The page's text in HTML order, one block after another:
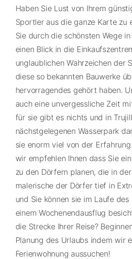
Haben Sie Lust von Ihrem
Sportler aus die ganze Karte zu
Sie durch die schönsten Wege
einen Blick in die
unglaublichen Wahrzeichen der
diese so bekannten Bauwerke
hervorragendes gehört haben.
auch eine unvergessliche Zeit
für sie gibt es nichts und in
nächstgelegenen Wasserpark
sie enorm viel von der
wir empfehlen Ihnen dass Sie
zu den Dörfern planen, die in
malerische der Dörfer tief in
und Sie können sie im Laufe des
einem Wochenendausflug
die Strecke Ihrer Reise?
Planung des Urlaubs indem wir
Ferienwohnung aussuchen!